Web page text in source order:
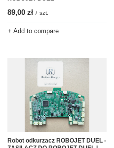
89,00 zł / szt.
+ Add to compare
Robot odkurzacz ROBOJET DUEL -